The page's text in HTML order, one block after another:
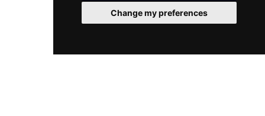
Change my preferences